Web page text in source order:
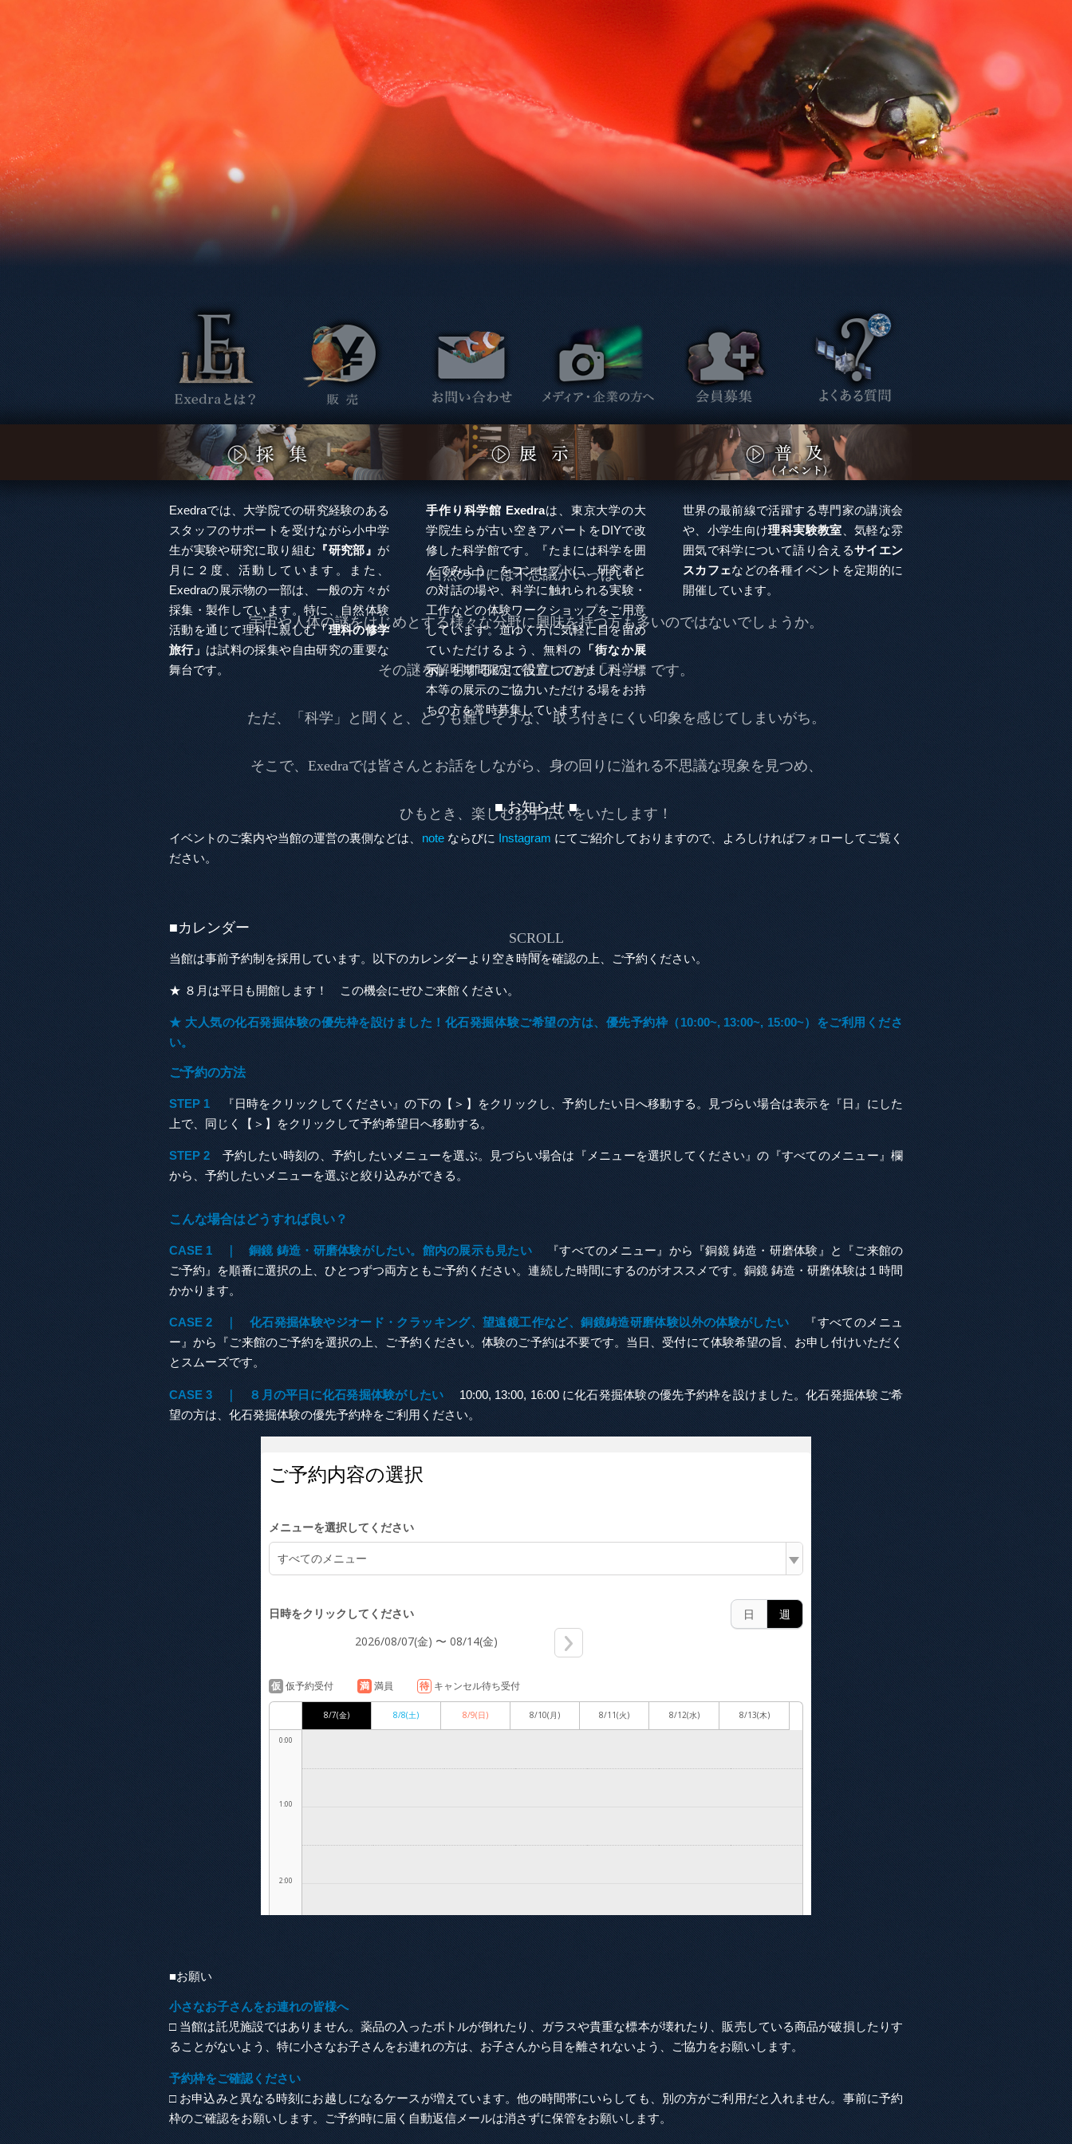
自然の中には不思議がいっぱい！
宇宙や人体の謎をはじめとする様々な分野に興味を持つ方も多いのではないでしょうか。
その謎を解明するのに役立つのが「科学」です。
ただ、「科学」と聞くと、どうも難しそうな、 取っ付きにくい印象を感じてしまいがち。
そこで、Exedraでは皆さんとお話をしながら、身の回りに溢れる不思議な現象を見つめ、
ひもとき、楽しむお手伝いをいたします！
SCROLL
▽
Exedraでは、大学院での研究経験のある
スタッフのサポートを受けながら小中学
生が実験や研究に取り組む 『研究部』が
月に２度、活動しています。また、
Exedraの展示物の一部は、一般の方々が
採集・製作しています。特に、自然体験
活動を通じて理科に親しむ「理科の修学
旅行」 は試料の採集や自由研究の重要な
舞台です。
手作り科学館 Exedraは、東京大学の大
学院生らが古い空きアパートをDIYで改
修した科学館です。『たまには科学を囲
んでみよう』をコンセプトに、研究者と
の対話の場や、科学に触れられる実験・
工作などの体験ワークショップをご用意
しています。道ゆく方に気軽に目を留め
ていただけるよう、無料の 「街なか展
示」を期間限定で設置してきました。標
本等の展示のご協力いただける場をお持
ちの方を常時募集しています。
世界の最前線で活躍する専門家の講演会
や、小学生向け理科実験教室 、気軽な雰
囲気で科学について語り合えるサイエン
スカフェなどの各種イベントを定期的に
開催しています。
■ お知らせ ■
イベントのご案内や当館の運営の裏側などは、 noteならびに Instagram にてご紹介しておりますので、よろしければフォローしてご覧く
ださい。
■カレンダー
当館は事前予約制を採用しています。以下のカレンダーより空き時間を確認の上、ご予約ください。
★ ８月は平日も開館します！ この機会にぜひご来館ください。
★ 大人気の化石発掘体験の優先枠を設けました！化石発掘体験ご希望の方は、優先予約枠（10:00~, 13:00~, 15:00~）をご利用くださ
い。
ご予約の方法
STEP 1 『日時をクリックしてください』の下の【＞】をクリックし、予約したい日へ移動する。見づらい場合は表示を『日』にした
上で、同じく【＞】をクリックして予約希望日へ移動する。
STEP 2 予約したい時刻の、予約したいメニューを選ぶ。見づらい場合は『メニューを選択してください』の『すべてのメニュー』欄
から、予約したいメニューを選ぶと絞り込みができる。
こんな場合はどうすれば良い？
CASE 1 ｜ 銅鏡 鋳造・研磨体験がしたい。館内の展示も見たい『すべてのメニュー』から『銅鏡 鋳造・研磨体験』と『ご来館の
ご予約』を順番に選択の上、ひとつずつ両方ともご予約ください。連続した時間にするのがオススメです。銅鏡 鋳造・研磨体験は１時間
かかります。
CASE 2 ｜ 化石発掘体験やジオード・クラッキング、望遠鏡工作など、銅鏡鋳造研磨体験以外の体験がしたい 『すべてのメニュ
ー』から『ご来館のご予約を選択の上、ご予約ください。体験のご予約は不要です。当日、受付にて体験希望の旨、お申し付けいただく
とスムーズです。
CASE 3 ｜ ８月の平日に化石発掘体験がしたい 10:00, 13:00, 16:00 に化石発掘体験の優先予約枠を設けました。化石発掘体験ご希
望の方は、化石発掘体験の優先予約枠をご利用ください。
■お願い
小さなお子さんをお連れの皆様へ
□ 当館は託児施設ではありません。薬品の入ったボトルが倒れたり、ガラスや貴重な標本が壊れたり、販売している商品が破損したりす
ることがないよう、特に小さなお子さんをお連れの方は、お子さんから目を離されないよう、ご協力をお願いします。
予約枠をご確認ください
□ お申込みと異なる時刻にお越しになるケースが増えています。他の時間帯にいらしても、別の方がご利用だと入れません。事前に予約
枠のご確認をお願いします。ご予約時に届く自動返信メールは消さずに保管をお願いします。